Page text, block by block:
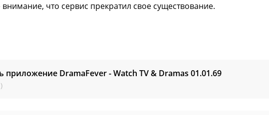
что сервис прекратил свое существование.
приложение DramaFever - Watch TV & Dramas 01.01.69